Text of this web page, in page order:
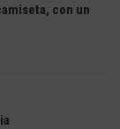
con un